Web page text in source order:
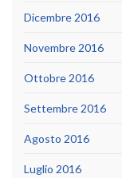
Dicembre 2016
Novembre 2016
Ottobre 2016
Settembre 2016
Agosto 2016
Luglio 2016